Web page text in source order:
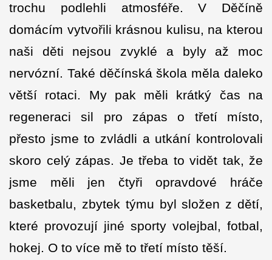
trochu podlehli atmosféře. V Děčíně
domácím vytvořili krásnou kulisu, na kterou
naši děti nejsou zvyklé a byly až moc
nervózní. Také děčínská škola měla daleko
větší rotaci. My pak měli krátký čas na
regeneraci sil pro zápas o třetí místo,
přesto jsme to zvládli a utkání kontrolovali
skoro celý zápas. Je třeba to vidět tak, že
jsme měli jen čtyři opravdové hráče
basketbalu, zbytek týmu byl složen z dětí,
které provozují jiné sporty volejbal, fotbal,
hokej. O to více mě to třetí místo těší.